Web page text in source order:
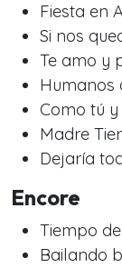
Fiesta en
Si nos
Te amo y
Humanos
Como tú y
Madre
Dejaría
Encore
Tiempo
Bailando